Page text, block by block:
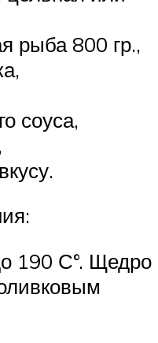
рыба 800 гр.,
соуса,
190 С°. Щедро